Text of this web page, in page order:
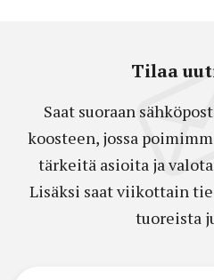
Tilaa
Saat suoraan
koosteen, jossa
tärkeitä asioita ja
Lisäksi saat viikottain
tuoreista